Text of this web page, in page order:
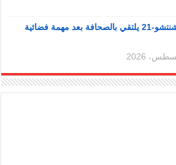
طاقم شنتشو-21 يلتقي بالصحافة بعد مهمة فضائية